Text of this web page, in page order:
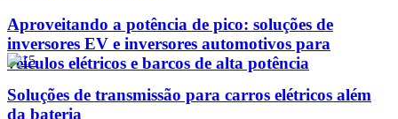
Aproveitando a potência de pico: soluções de
inversores EV e inversores automotivos para
veículos elétricos e barcos de alta potência
Soluções de transmissão para carros elétricos além
da bateria